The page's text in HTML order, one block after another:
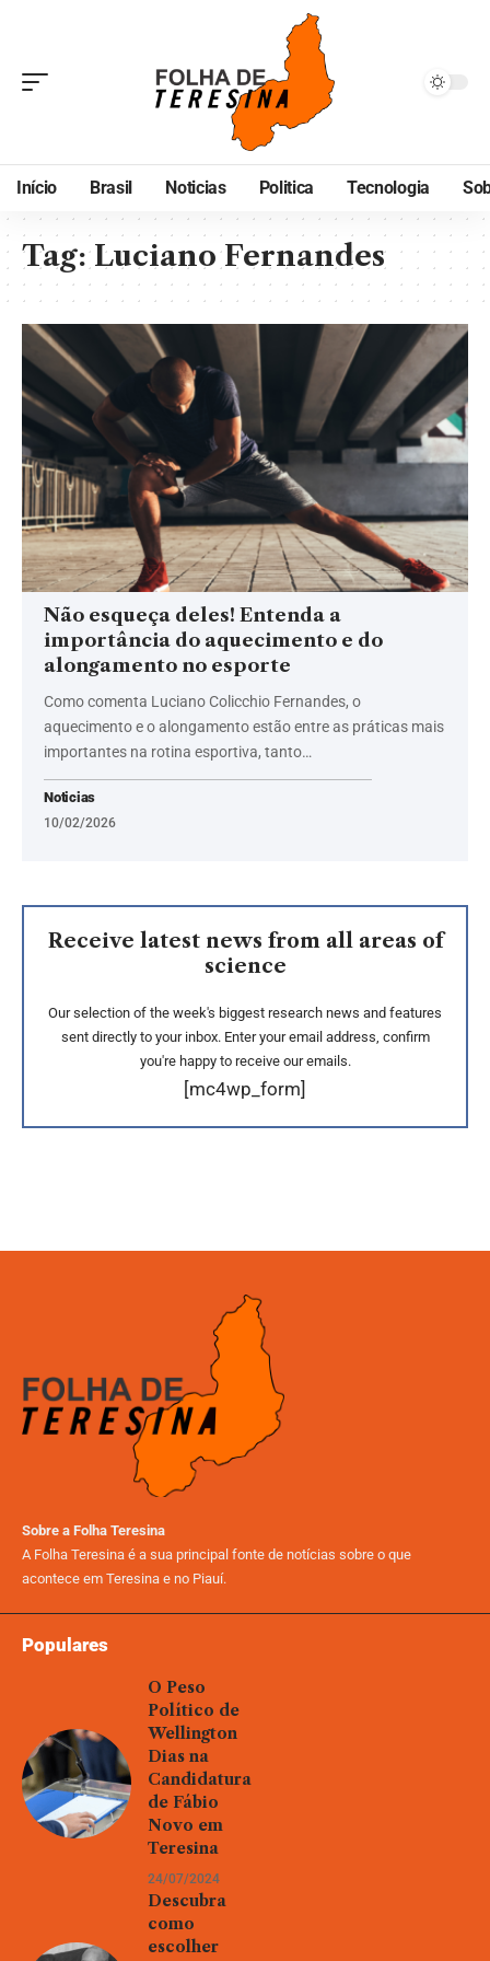
Início Brasil Noticias Politica Tecnologia
Tag:Luciano Fernandes
Não esqueça deles! Entenda a
importância do aquecimento e do
alongamento no esporte
Como comenta Luciano Colicchio Fernandes, o
aquecimento e o alongamento estão entre as práticas mais
importantes na rotina esportiva, tanto…
Noticias
10/02/2026
Receive latest news from all areas of
science
Our selection of the week's biggest research news and features
sent directly to your inbox. Enter your email address, confirm
you're happy to receive our emails.
[mc4wp_form]
Sobre a Folha Teresina
A Folha Teresina é a sua principal fonte de notícias sobre o que
acontece em Teresina e no Piauí.
Populares
O Peso
Político de
Wellington
Dias na
Candidatura
de Fábio
Novo em
Teresina
24/07/2024
Descubra
como
escolher